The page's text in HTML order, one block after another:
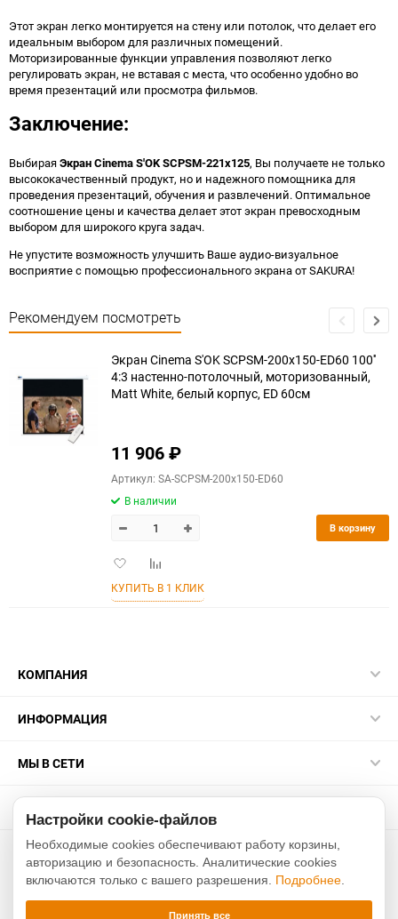
Этот экран легко монтируется на стену или потолок, что делает его
идеальным выбором для различных помещений.
Моторизированные функции управления позволяют легко
регулировать экран, не вставая с места, что особенно удобно во
время презентаций или просмотра фильмов.
Заключение:
ВыбираяЭкран Cinema S'OK SCPSM-221x125, Вы получаете не только
высококачественный продукт, но и надежного помощника для
проведения презентаций, обучения и развлечений. Оптимальное
соотношение цены и качества делает этот экран превосходным
выбором для широкого круга задач.
Не упустите возможность улучшить Ваше аудио-визуальное
восприятие с помощью профессионального экрана от SAKURA!
Рекомендуем посмотреть
Экран Cinema S'OK SCPSM-200x150-ED60 100''
4:3 настенно-потолочный, моторизованный,
Matt White, белый корпус, ED 60см
11 906₽
Артикул: SA-SCPSM-200x150-ED60
В наличии
Добавить
избранное
Добавить
сравнению
В корзину
КУПИТЬ В 1 КЛИК
КОМПАНИЯ
ИНФОРМАЦИЯ
МЫ В СЕТИ
2015-2026 sakurarussia.ru
Разработано вXverst
Настройки cookie-файлов
Необходимые cookies обеспечивают работу корзины,
авторизацию и безопасность. Аналитические cookies
включаются только с вашего разрешения. Подробнее
Принять все